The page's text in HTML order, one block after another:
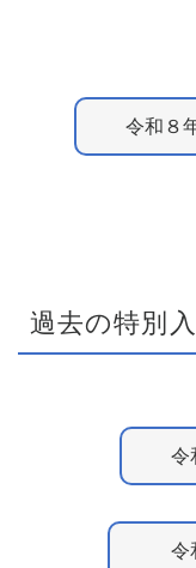
令和８
過去の特別
令
令